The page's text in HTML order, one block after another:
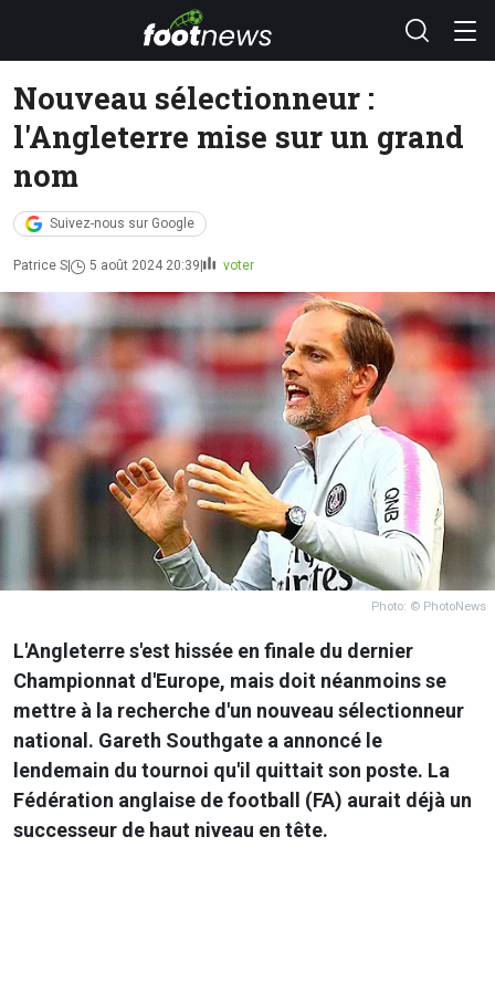
Nouveau sélectionneur :
l'Angleterre mise sur un grand
nom
Suivez-nous sur Google
Patrice S 5 août 2024 20:39 voter
Photo: © PhotoNews
L'Angleterre s'est hissée en finale du dernier
Championnat d'Europe, mais doit néanmoins se
mettre à la recherche d'un nouveau sélectionneur
national. Gareth Southgate a annoncé le
lendemain du tournoi qu'il quittait son poste. La
Fédération anglaise de football (FA) aurait déjà un
successeur de haut niveau en tête.